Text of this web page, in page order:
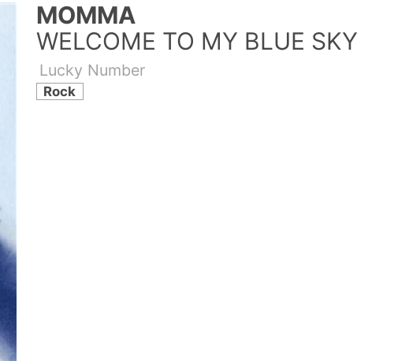
MOMMA
WELCOME TO MY BLUE SKY
Lucky Number
Rock